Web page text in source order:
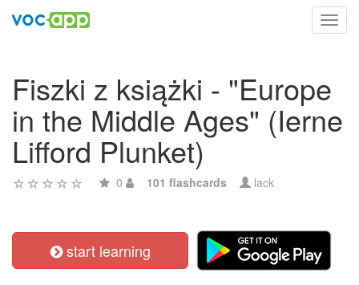
Fiszki z książki - "Europe
in the Middle Ages" (Ierne
Lifford Plunket)
0 101 flashcards lack
start learning